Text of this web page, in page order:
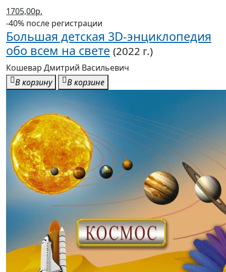
1286,00р.
-40% после регистрации
Анатомия силовых упражнений с
дополненной реальностью
Прудник Анастасия Александровна, Дальниченко
Юрий Викторович
В корзину
В корзине